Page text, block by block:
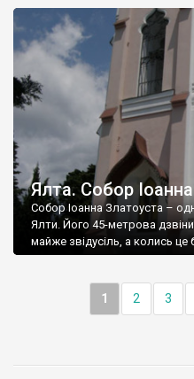
Ялта. Собор
Собор Іоанна Златоуста –
Ялти. Його 45-метрова
майже звідусіль, а колись це
1 2 3